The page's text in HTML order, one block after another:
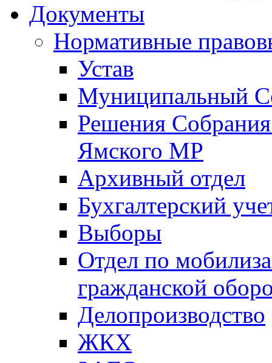
Документы
Нормативные
Устав
Муниципальный
Решения
Ямского МР
Архивный отдел
Бухгалтерский
Выборы
Отдел по
гражданской
Делопроизводство
ЖКХ